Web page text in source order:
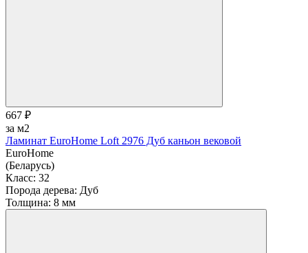
667 ₽
за м2
Ламинат EuroHome Loft 2976 Дуб каньон вековой
EuroHome
(Беларусь)
Класс: 32
Порода дерева: Дуб
Толщина: 8 мм